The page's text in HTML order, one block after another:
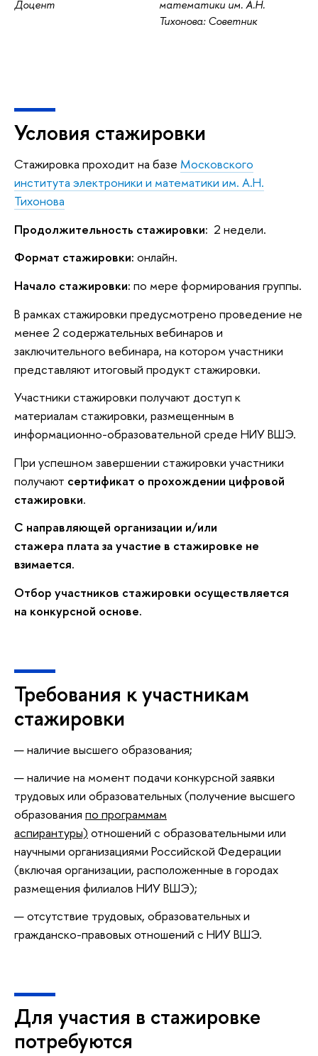
Доцент
математики им. А.Н.
Тихонова: Советник
Условия стажировки
Стажировка проходит на базе Московского
института электроники и математики им. А.Н.
Тихонова
Продолжительность стажировки: 2 недели.
Формат стажировки: онлайн.
Начало стажировки: по мере формирования группы.
В рамках стажировки предусмотрено проведение не
менее 2 содержательных вебинаров и
заключительного вебинара, на котором участники
представляют итоговый продукт стажировки.
Участники стажировки получают доступ к
материалам стажировки, размещенным в
информационно-образовательной среде НИУ ВШЭ.
При успешном завершении стажировки участники
получают сертификат о прохождении цифровой
стажировки.
С направляющей организации и/или
стажера плата за участие в стажировке не
взимается.
Отбор участников стажировки осуществляется
на конкурсной основе.
Требования к участникам
стажировки
наличие высшего образования;
наличие на момент подачи конкурсной заявки
трудовых или образовательных (получение высшего
образования по программам
аспирантуры) отношений с образовательными или
научными организациями Российской Федерации
(включая организации, расположенные в городах
размещения филиалов НИУ ВШЭ);
отсутствие трудовых, образовательных и
гражданско-правовых отношений с НИУ ВШЭ.
Для участия в стажировке
потребуются